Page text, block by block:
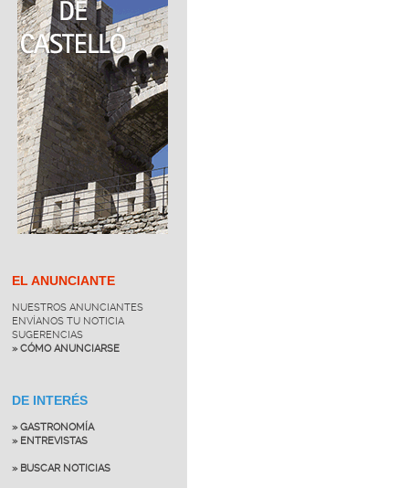
EL ANUNCIANTE
NUESTROS ANUNCIANTES
ENVÍANOS TU NOTICIA
SUGERENCIAS
» CÓMO ANUNCIARSE
DE INTERÉS
» GASTRONOMÍA
» ENTREVISTAS
» BUSCAR NOTICIAS